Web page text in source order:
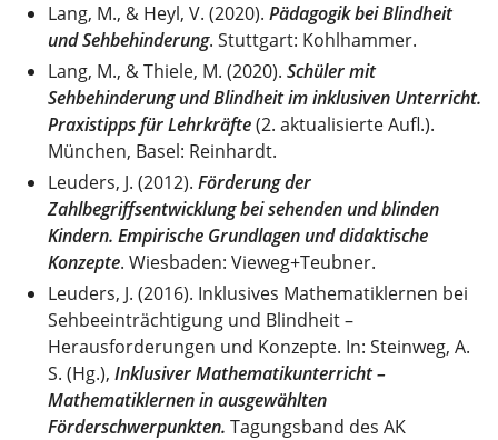
Lang, M., & Heyl, V. (2020).Pädagogik bei Blindheit
und Sehbehinderung. Stuttgart: Kohlhammer.
Lang, M., & Thiele, M. (2020).Schüler mit
Sehbehinderung und Blindheit im inklusiven Unterricht.
Praxistipps für Lehrkräfte(2. aktualisierte Aufl.).
München, Basel: Reinhardt.
Leuders, J. (2012).Förderung der
Zahlbegriffsentwicklung bei sehenden und blinden
Kindern. Empirische Grundlagen und didaktische
Konzepte. Wiesbaden: Vieweg+Teubner.
Leuders, J. (2016). Inklusives Mathematiklernen bei
Sehbeeinträchtigung und Blindheit –
Herausforderungen und Konzepte. In: Steinweg, A.
S. (Hg.),Inklusiver Mathematikunterricht –
Mathematiklernen in ausgewählten
Förderschwerpunkten. Tagungsband des AK